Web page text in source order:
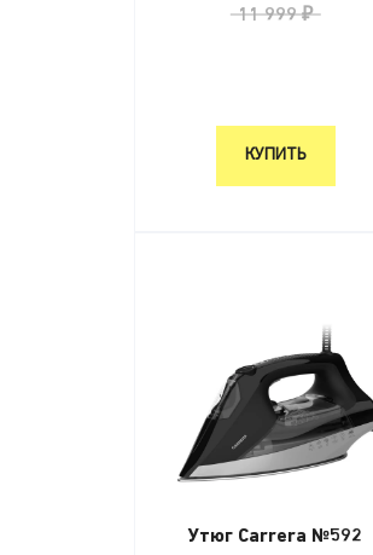
11 999 ₽
КУПИТЬ
Утюг Carrera №592